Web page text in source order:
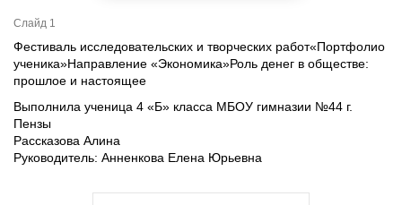
Слайд 1
Фестиваль исследовательских и творческих работ«Портфолио
ученика»Направление «Экономика»Роль денег в обществе:
прошлое и настоящее
Выполнила ученица 4 «Б» класса МБОУ гимназии №44 г.
Пензы
Рассказова Алина
Руководитель: Анненкова Елена Юрьевна